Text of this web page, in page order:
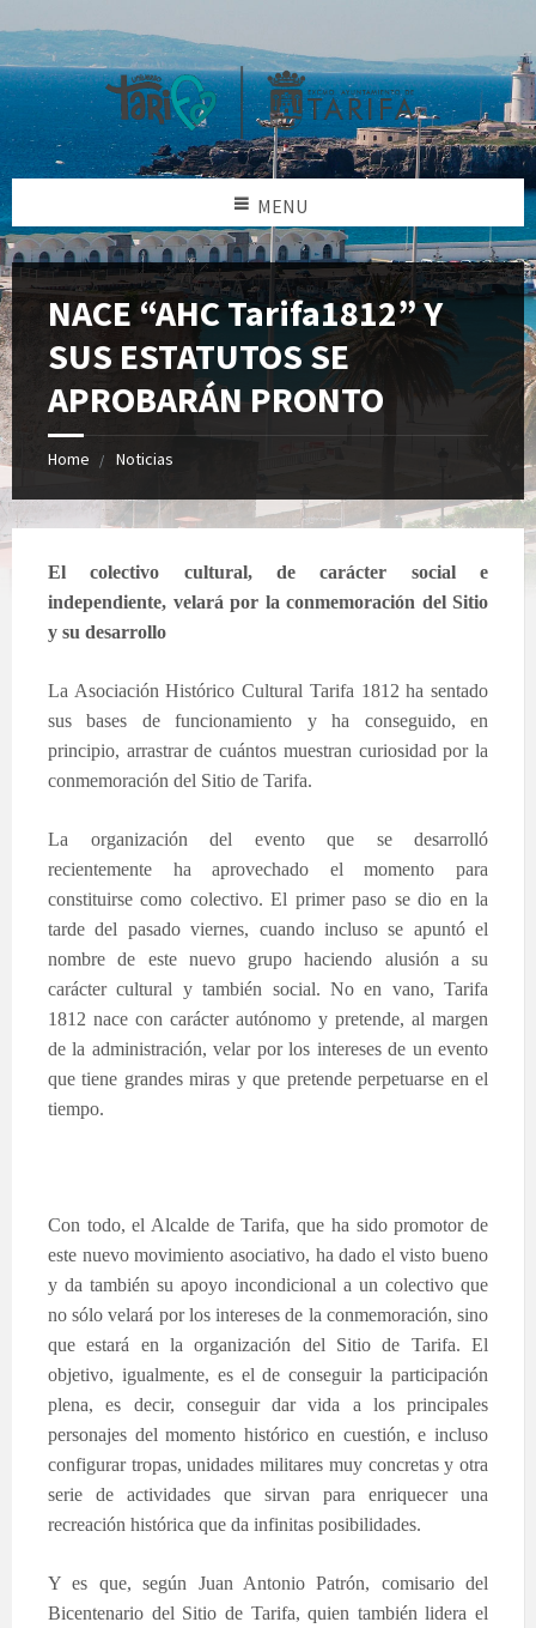
MENU
NACE “AHC Tarifa1812” Y
SUS ESTATUTOS SE
APROBARÁN PRONTO
Home Noticias
El colectivo cultural, de carácter social e
independiente, velará por la conmemoración del Sitio
y su desarrollo
La Asociación Histórico Cultural Tarifa 1812 ha sentado
sus bases de funcionamiento y ha conseguido, en
principio, arrastrar de cuántos muestran curiosidad por la
conmemoración del Sitio de Tarifa.
La organización del evento que se desarrolló
recientemente ha aprovechado el momento para
constituirse como colectivo. El primer paso se dio en la
tarde del pasado viernes, cuando incluso se apuntó el
nombre de este nuevo grupo haciendo alusión a su
carácter cultural y también social. No en vano, Tarifa
1812 nace con carácter autónomo y pretende, al margen
de la administración, velar por los intereses de un evento
que tiene grandes miras y que pretende perpetuarse en el
tiempo.
Con todo, el Alcalde de Tarifa, que ha sido promotor de
este nuevo movimiento asociativo, ha dado el visto bueno
y da también su apoyo incondicional a un colectivo que
no sólo velará por los intereses de la conmemoración, sino
que estará en la organización del Sitio de Tarifa. El
objetivo, igualmente, es el de conseguir la participación
plena, es decir, conseguir dar vida a los principales
personajes del momento histórico en cuestión, e incluso
configurar tropas, unidades militares muy concretas y otra
serie de actividades que sirvan para enriquecer una
recreación histórica que da infinitas posibilidades.
Y es que, según Juan Antonio Patrón, comisario del
Bicentenario del Sitio de Tarifa, quien también lidera el